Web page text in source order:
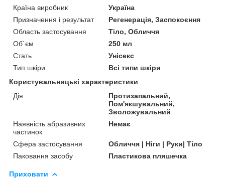
Країна виробник
Україна
Призначення і результат
Регенерація, Заспокоєння
Область застосування
Тіло, Обличчя
Об`єм
250 мл
Стать
Унісекс
Тип шкіри
Всі типи шкіри
Користувальницькі характеристики
Дія
Протизапальний,
Пом'якшувальний,
Зволожувальний
Наявність абразивних
частинок
Немає
Сфера застосування
Обличчя | Ніги | Руки| Тіло
Паковання засобу
Пластикова пляшечка
Приховати